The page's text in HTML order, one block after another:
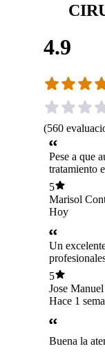
4.9
(560
Pese a que
tratamiento
mi mamá
de diálisis y
tratante de
muy
5
Marisol
Marquizani
Hoy
Un
la atención
5
Jose
Silva
Hace 1
Buena la